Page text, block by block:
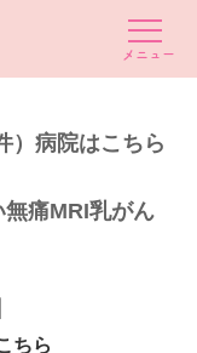
）病院はこちら
痛MRI乳がん
ちら